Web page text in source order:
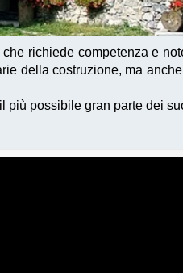
richiede competenza e
della costruzione, ma
più possibile gran parte dei